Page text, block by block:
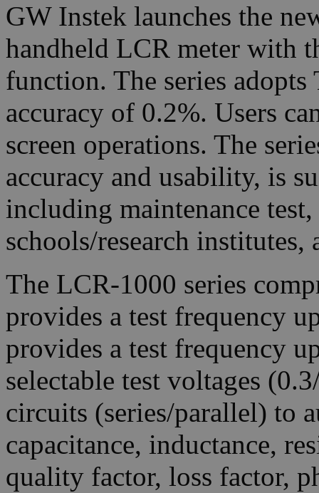
GW Instek launches the
handheld LCR meter with
function. The series
accuracy of 0.2%. Users
screen operations. The
accuracy and usability, is
including maintenance
schools/research
The LCR-1000 series
provides a test frequency
provides a test frequency
selectable test voltages
circuits (series/parallel) to
capacitance, inductance,
quality factor, loss factor,